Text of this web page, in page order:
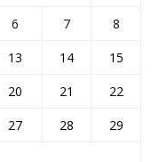
6 7
8
13 14
15
20 21
22
27 28
29